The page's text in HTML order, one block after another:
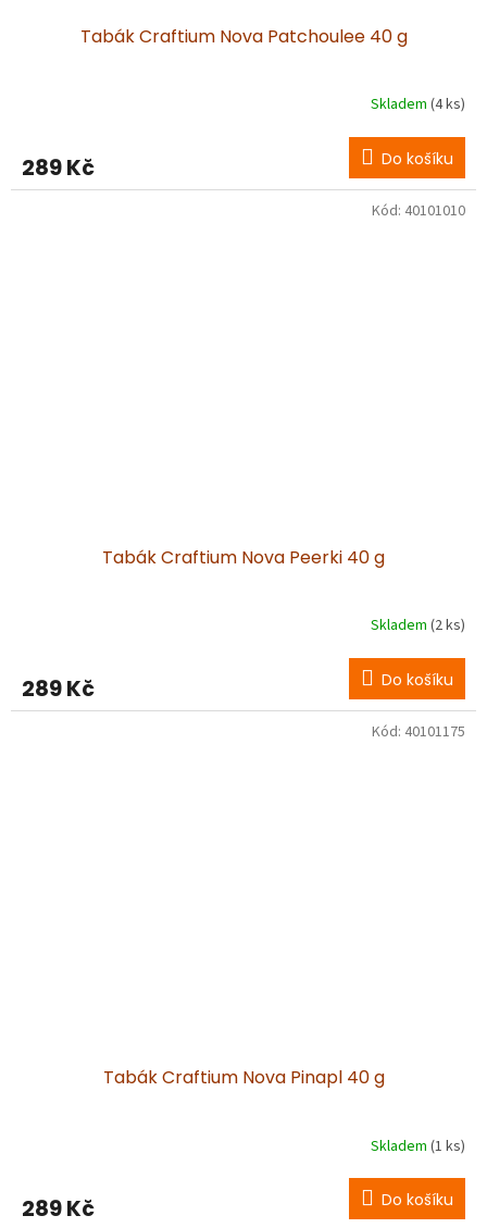
Tabák Craftium Nova Patchoulee 40 g
Skladem (4 ks)
289 Kč Do košíku
Tabák Craftium Nova Peerki 40 g
Skladem (2 ks)
289 Kč Do košíku
Kód: 40101010
Tabák Craftium Nova Pinapl 40 g
Skladem (1 ks)
289 Kč Do košíku
Kód: 40101175